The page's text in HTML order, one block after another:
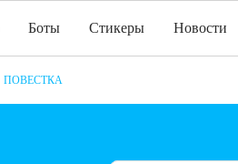
Боты Стикеры Новости
ПОВЕСТКА